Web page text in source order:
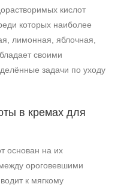
кислот
которых наиболее
лимонная, яблочная,
своими
задачи по уходу
в кремах для
основан на их
ороговевшими
к мягкому